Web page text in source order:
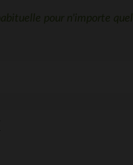
pour n'importe quel